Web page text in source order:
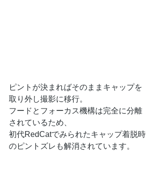
ピントが決まればそのままキャップを
取り外し撮影に移行。
フードとフォーカス機構は完全に分離
されているため、
初代RedCatでみられたキャップ着脱時
のピントズレも解消されています。